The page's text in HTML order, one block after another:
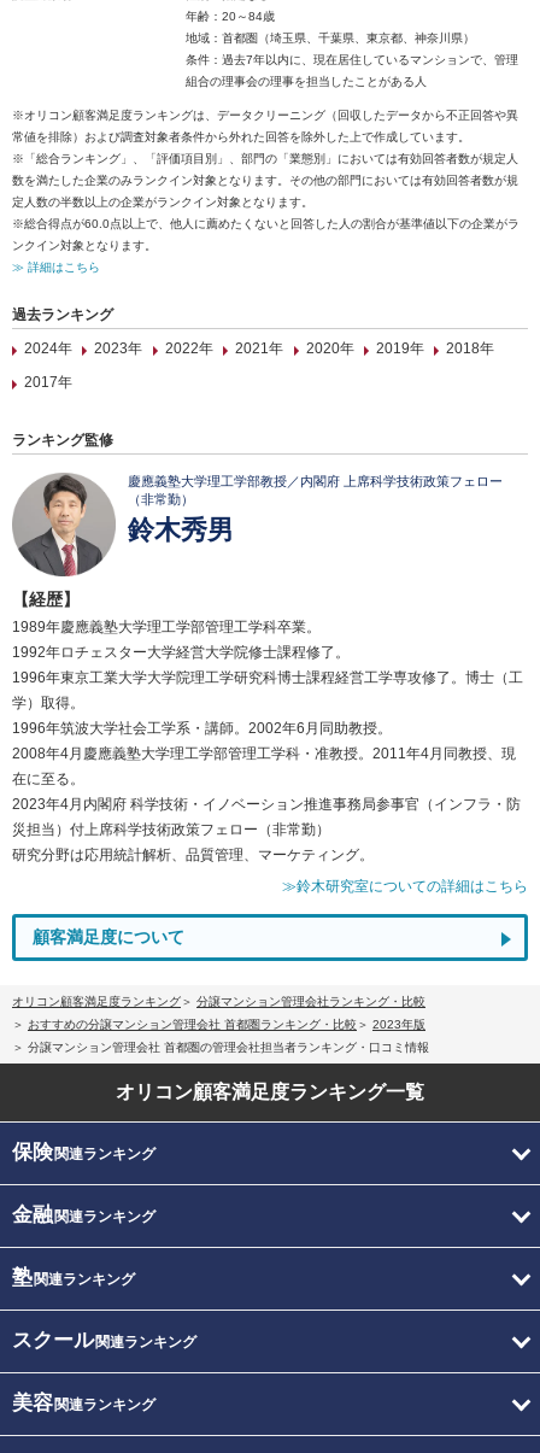
年齢：20～84歳
地域：首都圏（埼玉県、千葉県、東京都、神奈川県）
条件：過去7年以内に、現在居住しているマンションで、管理
組合の理事会の理事を担当したことがある人
※オリコン顧客満足度ランキングは、データクリーニング（回収したデータから不正回答や異
常値を排除）および調査対象者条件から外れた回答を除外した上で作成しています。
※「総合ランキング」、「評価項目別」、部門の「業態別」においては有効回答者数が規定人
数を満たした企業のみランクイン対象となります。その他の部門においては有効回答者数が規
定人数の半数以上の企業がランクイン対象となります。
※総合得点が60.0点以上で、他人に薦めたくないと回答した人の割合が基準値以下の企業がラ
ンクイン対象となります。
≫ 詳細はこちら
過去ランキング
2024年
2023年 2022年 2021年 2020年 2019年
2018年
2017年
ランキング監修
慶應義塾大学理工学部教授／内閣府 上席科学技術政策フェロー
（非常勤）
鈴木秀男
【経歴】
1989年慶應義塾大学理工学部管理工学科卒業。
1992年ロチェスター大学経営大学院修士課程修了。
1996年東京工業大学大学院理工学研究科博士課程経営工学専攻修了。博士（工
学）取得。
1996年筑波大学社会工学系・講師。2002年6月同助教授。
2008年4月慶應義塾大学理工学部管理工学科・准教授。2011年4月同教授、現
在に至る。
2023年4月内閣府 科学技術・イノベーション推進事務局参事官（インフラ・防
災担当）付上席科学技術政策フェロー（非常勤）
研究分野は応用統計解析、品質管理、マーケティング。
≫鈴木研究室についての詳細はこちら
顧客満足度について
オリコン顧客満足度ランキング
分譲マンション管理会社ランキング・比較
おすすめの分譲マンション管理会社 首都圏ランキング・比較
2023年版
分譲マンション管理会社 首都圏の管理会社担当者ランキング・口コミ情報
オリコン顧客満足度ランキング一覧
保険関連ランキング
金融関連ランキング
塾関連ランキング
スクール関連ランキング
美容関連ランキング